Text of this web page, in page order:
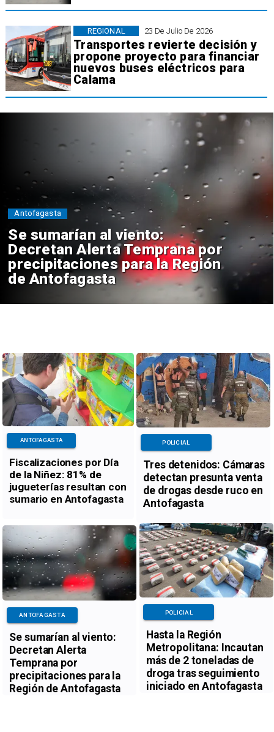
23 De Julio De 2026
Transportes revierte decisión y
propone proyecto para financiar
nuevos buses eléctricos para
Calama
REGIONAL
Se sumarían al viento:
Decretan Alerta Temprana por
precipitaciones para la Región
de Antofagasta
Antofagasta
Fiscalizaciones por Día
de la Niñez: 81% de
jugueterías resultan con
sumario en Antofagasta
ANTOFAGASTA
Tres detenidos: Cámaras
detectan presunta venta
de drogas desde ruco en
Antofagasta
POLICIAL
Se sumarían al viento:
Decretan Alerta
Temprana por
precipitaciones para la
Región de Antofagasta
ANTOFAGASTA
Hasta la Región
Metropolitana: Incautan
más de 2 toneladas de
droga tras seguimiento
iniciado en Antofagasta
POLICIAL